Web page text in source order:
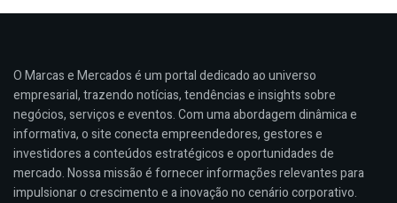
O Marcas e Mercados é um portal dedicado ao universo
empresarial, trazendo notícias, tendências e insights sobre
negócios, serviços e eventos. Com uma abordagem dinâmica e
informativa, o site conecta empreendedores, gestores e
investidores a conteúdos estratégicos e oportunidades de
mercado. Nossa missão é fornecer informações relevantes para
impulsionar o crescimento e a inovação no cenário corporativo.